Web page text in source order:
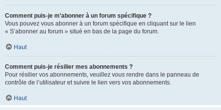
Comment puis-je m’abonner à un forum spécifique ?
Vous pouvez vous abonner à un forum spécifique en cliquant sur le lien
« S’abonner au forum » situé en bas de la page du forum.
Haut
Comment puis-je résilier mes abonnements ?
Pour résilier vos abonnements, veuillez vous rendre dans le panneau de
contrôle de l’utilisateur et suivre le lien vers vos abonnements.
Haut